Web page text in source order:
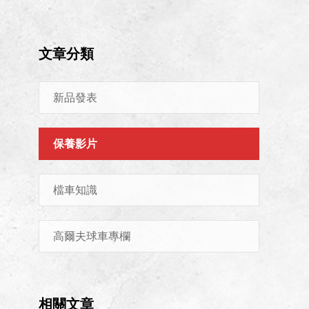
文章分類
新品發表
保養影片
檔車知識
高爾夫球車專欄
相關文章